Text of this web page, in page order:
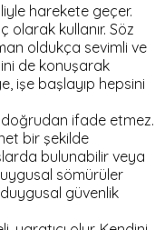
harekete geçer.
olarak kullanır. Söz
oldukça sevimli ve
de konuşarak
işe başlayıp hepsini
ifade etmez.
bir şekilde
bulunabilir veya
sömürüler
güvenlik